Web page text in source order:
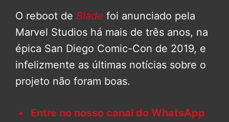
O reboot de Blade foi anunciado pela
Marvel Studios há mais de três anos, na
épica San Diego Comic-Con de 2019, e
infelizmente as últimas notícias sobre o
projeto não foram boas.
Entre no nosso canal do WhatsApp